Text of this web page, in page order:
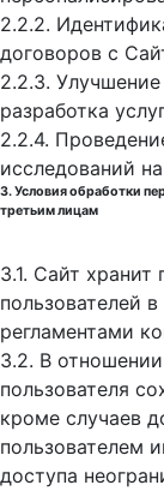
2.2.2.
договоров с
2.2.3. Улучшение
разработка
2.2.4.
исследований
3. Условия обработки
третьим лицам
3.1. Сайт
пользователей
регламентами
3.2. В
пользователя
кроме случаев
пользователем
доступа